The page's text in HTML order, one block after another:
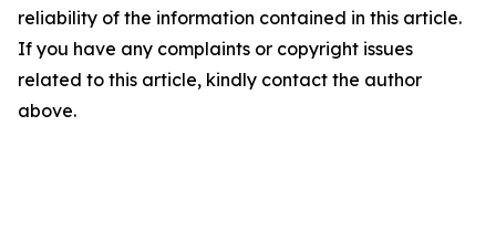
reliability of the information contained in this article.
If you have any complaints or copyright issues
related to this article, kindly contact the author
above.